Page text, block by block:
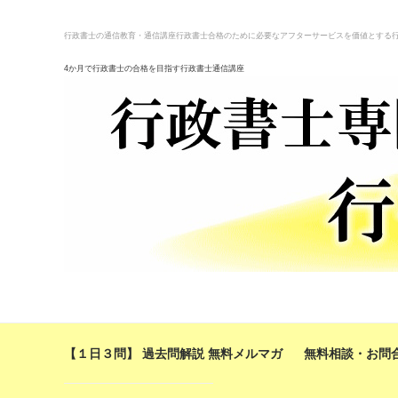
行政書士の通信教育・通信講座行政書士合格のために必要なアフターサービスを価値とす
4か月で行政書士の合格を目指す行政書士通信講座
【１日３問】 過去問解説 無料メルマガ 無料相談・お問